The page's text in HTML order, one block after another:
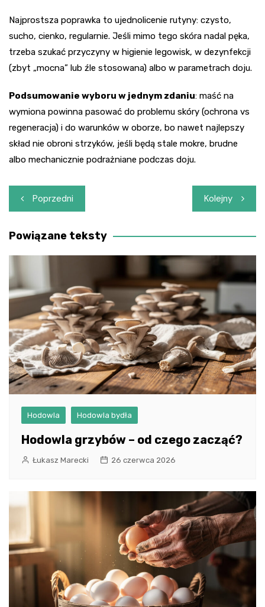
Najprostsza poprawka to ujednolicenie rutyny: czysto,
sucho, cienko, regularnie. Jeśli mimo tego skóra nadal pęka,
trzeba szukać przyczyny w higienie legowisk, w dezynfekcji
(zbyt „mocna” lub źle stosowana) albo w parametrach doju.
Podsumowanie wyboru w jednym zdaniu: maść na
wymiona powinna pasować do problemu skóry (ochrona vs
regeneracja) i do warunków w oborze, bo nawet najlepszy
skład nie obroni strzyków, jeśli będą stale mokre, brudne
albo mechanicznie podrażniane podczas doju.
Nawigacja
wpisu
Poprzedni Kolejny
Powiązane teksty
Hodowla Hodowla bydła
Hodowla grzybów – od czego zacząć?
Łukasz Marecki 26 czerwca 2026